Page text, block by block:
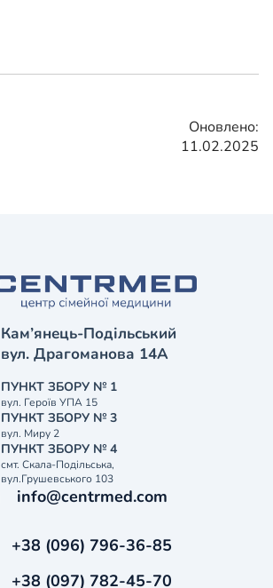
Оновлено:
11.02.2025
Кам’янець-Подільський
вул. Драгоманова 14А
ПУНКТ ЗБОРУ № 1
вул. Героїв УПА 15
ПУНКТ ЗБОРУ № 3
вул. Миру 2
ПУНКТ ЗБОРУ № 4
смт. Скала-Подільська,
вул.Грушевського 103
info@centrmed.com
+38 (096) 796-36-85
+38 (097) 782-45-70